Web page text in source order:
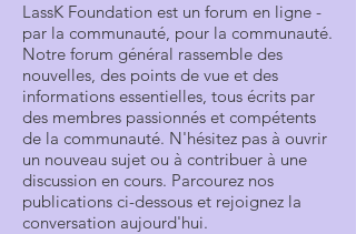
LassK Foundation est un forum en ligne -
par la communauté, pour la communauté.
Notre forum général rassemble des
nouvelles, des points de vue et des
informations essentielles, tous écrits par
des membres passionnés et compétents
de la communauté. N'hésitez pas à ouvrir
un nouveau sujet ou à contribuer à une
discussion en cours. Parcourez nos
publications ci-dessous et rejoignez la
conversation aujourd'hui.